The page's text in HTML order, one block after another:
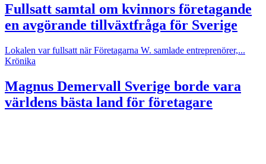
Fullsatt samtal om kvinnors företagande
en avgörande tillväxtfråga för Sverige
Lokalen var fullsatt när Företagarna W. samlade entreprenörer,...
Krönika
Magnus Demervall Sverige borde vara
världens bästa land för företagare